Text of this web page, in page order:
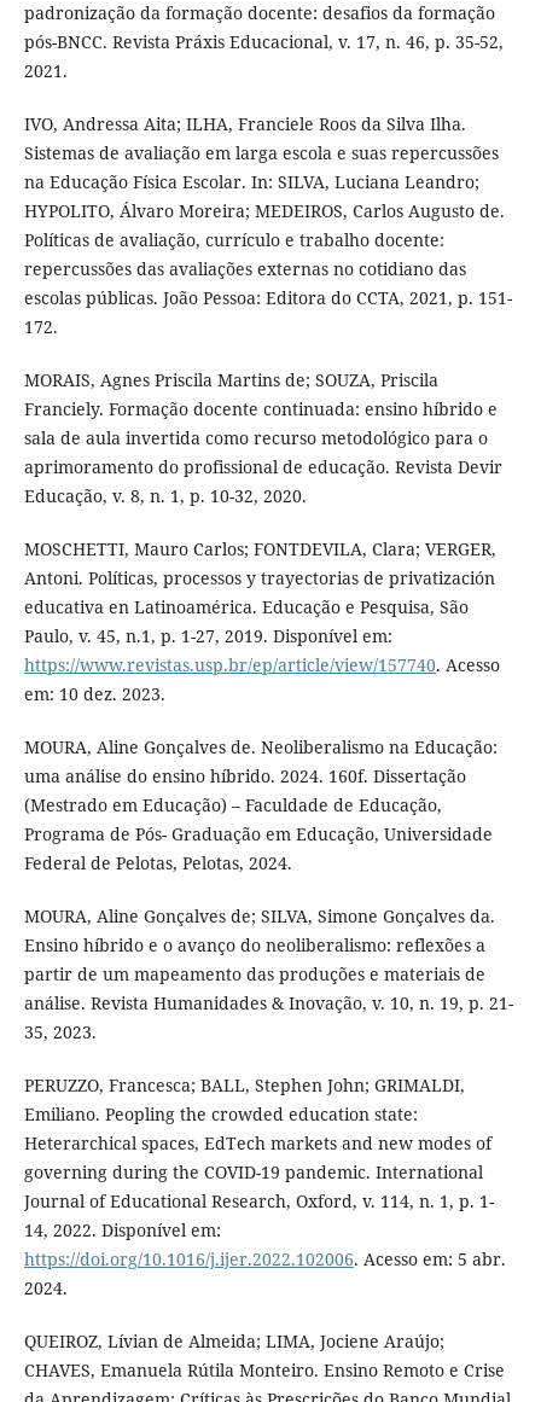
padronização da formação docente: desafios da formação
pós-BNCC. Revista Práxis Educacional, v. 17, n. 46, p. 35-52,
2021.
IVO, Andressa Aita; ILHA, Franciele Roos da Silva Ilha.
Sistemas de avaliação em larga escola e suas repercussões
na Educação Física Escolar. In: SILVA, Luciana Leandro;
HYPOLITO, Álvaro Moreira; MEDEIROS, Carlos Augusto de.
Políticas de avaliação, currículo e trabalho docente:
repercussões das avaliações externas no cotidiano das
escolas públicas. João Pessoa: Editora do CCTA, 2021, p. 151-
172.
MORAIS, Agnes Priscila Martins de; SOUZA, Priscila
Franciely. Formação docente continuada: ensino híbrido e
sala de aula invertida como recurso metodológico para o
aprimoramento do profissional de educação. Revista Devir
Educação, v. 8, n. 1, p. 10-32, 2020.
MOSCHETTI, Mauro Carlos; FONTDEVILA, Clara; VERGER,
Antoni. Políticas, processos y trayectorias de privatización
educativa en Latinoamérica. Educação e Pesquisa, São
Paulo, v. 45, n.1, p. 1-27, 2019. Disponível em:
https://www.revistas.usp.br/ep/article/view/157740. Acesso
em: 10 dez. 2023.
MOURA, Aline Gonçalves de. Neoliberalismo na Educação:
uma análise do ensino híbrido. 2024. 160f. Dissertação
(Mestrado em Educação) – Faculdade de Educação,
Programa de Pós- Graduação em Educação, Universidade
Federal de Pelotas, Pelotas, 2024.
MOURA, Aline Gonçalves de; SILVA, Simone Gonçalves da.
Ensino híbrido e o avanço do neoliberalismo: reflexões a
partir de um mapeamento das produções e materiais de
análise. Revista Humanidades & Inovação, v. 10, n. 19, p. 21-
35, 2023.
PERUZZO, Francesca; BALL, Stephen John; GRIMALDI,
Emiliano. Peopling the crowded education state:
Heterarchical spaces, EdTech markets and new modes of
governing during the COVID-19 pandemic. International
Journal of Educational Research, Oxford, v. 114, n. 1, p. 1-
14, 2022. Disponível em:
https://doi.org/10.1016/j.ijer.2022.102006. Acesso em: 5 abr.
2024.
QUEIROZ, Lívian de Almeida; LIMA, Jociene Araújo;
CHAVES, Emanuela Rútila Monteiro. Ensino Remoto e Crise